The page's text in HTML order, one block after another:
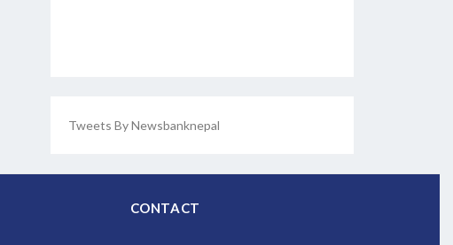
Tweets By Newsbanknepal
CONTACT